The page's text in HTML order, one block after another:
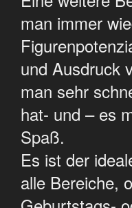
man immer
und Ausdruck
man sehr
hat- und – es
Spaß.
Es ist der
alle Bereiche,